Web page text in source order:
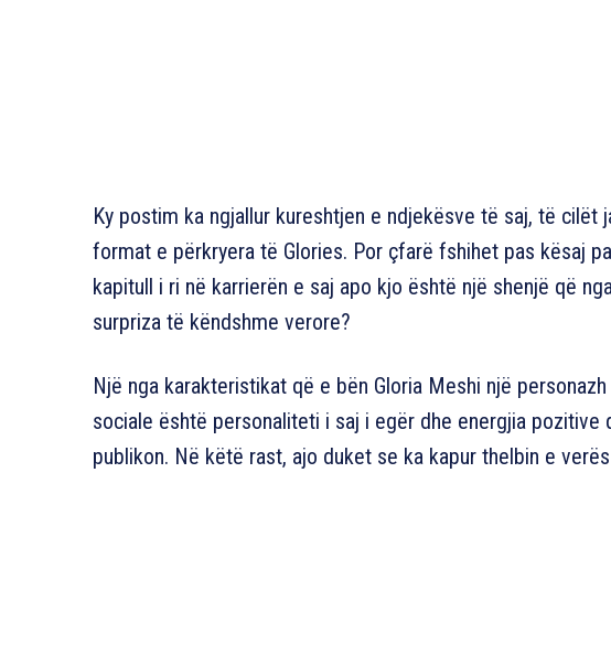
Ky postim ka ngjallur kureshtjen e ndjekësve të saj, të cilët
format e përkryera të Glories. Por çfarë fshihet pas kësaj
kapitull i ri në karrierën e saj apo kjo është një shenjë që
surpriza të këndshme verore?
Një nga karakteristikat që e bën Gloria Meshi një
sociale është personaliteti i saj i egër dhe energjia
publikon. Në këtë rast, ajo duket se ka kapur thelbin e